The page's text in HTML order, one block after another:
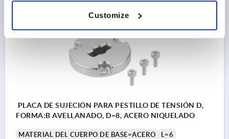
Customize
PLACA DE SUJECIÓN PARA PESTILLO DE TENSIÓN D,
FORMA:B AVELLANADO, D=8, ACERO NIQUELADO
MATERIAL DEL CUERPO DE BASE=ACERO
L=6